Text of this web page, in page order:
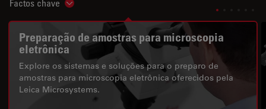
Factos chave Show subnavigation
Preparação de amostras para microscopia
eletrônica
Explore os sistemas e soluções para o preparo de
amostras para microscopia eletrônica oferecidos pela
Leica Microsystems.